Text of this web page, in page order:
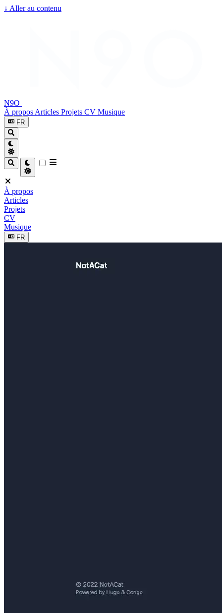
↓ Aller au contenu
N9O
À propos Articles Projets CV Musique
FR
À propos
Articles
Projets
CV
Musique
FR